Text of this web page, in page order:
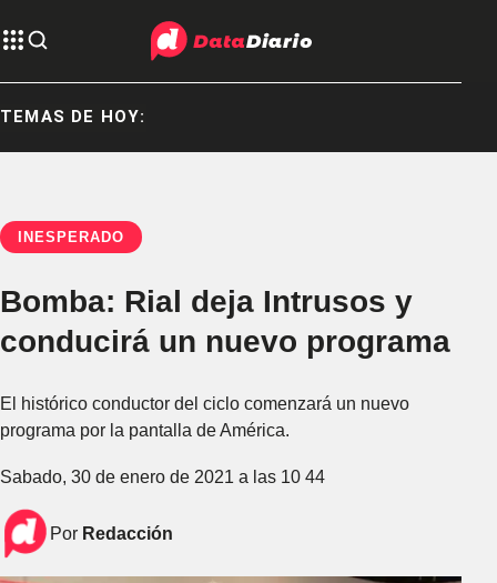
TEMAS DE HOY:
INESPERADO
Bomba: Rial deja Intrusos y
conducirá un nuevo programa
El histórico conductor del ciclo comenzará un nuevo
programa por la pantalla de América.
Sabado, 30 de enero de 2021 a las 10 44
Por Redacción